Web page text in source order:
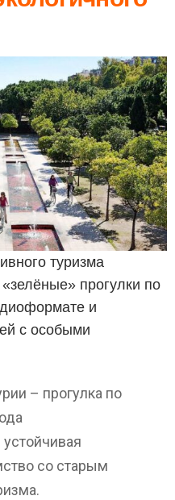
туризма
прогулки по
и
с особыми
– прогулка по
со старым